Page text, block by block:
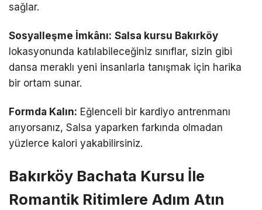
sağlar.
Sosyalleşme İmkânı: Salsa kursu Bakırköy
lokasyonunda katılabileceğiniz sınıflar, sizin gibi
dansa meraklı yeni insanlarla tanışmak için harika
bir ortam sunar.
Formda Kalın: Eğlenceli bir kardiyo antrenmanı
arıyorsanız, Salsa yaparken farkında olmadan
yüzlerce kalori yakabilirsiniz.
Bakırköy Bachata Kursu İle
Romantik Ritimlere Adım Atın